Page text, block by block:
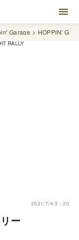
Garage HOPPIN'
2021/7/4 3：20
ー